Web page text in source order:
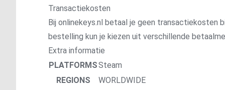
Transactiekosten
Bij onlinekeys.nl betaal je geen transactiekosten
bestelling kun je kiezen uit verschillende
Extra informatie
PLATFORMSSteam
REGIONS
WORLDWIDE